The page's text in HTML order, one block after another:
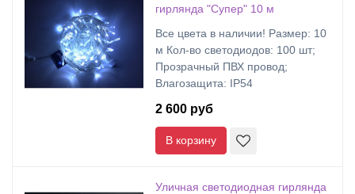
гирлянда "Супер" 10 м
Все цвета в наличии! Размер: 10
м Кол-во светодиодов: 100 шт;
Прозрачный ПВХ провод;
Влагозащита: IP54
2 600 руб
В корзину
Уличная светодиодная гирлянда